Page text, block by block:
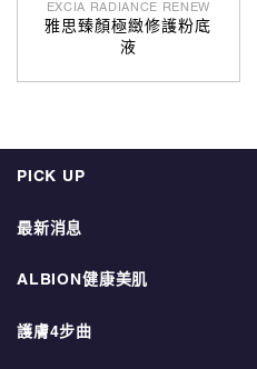
EXCIA RADIANCE RENEW
雅思臻顏極緻修護粉底
液
PICK UP
最新消息
ALBION健康美肌
護膚4步曲